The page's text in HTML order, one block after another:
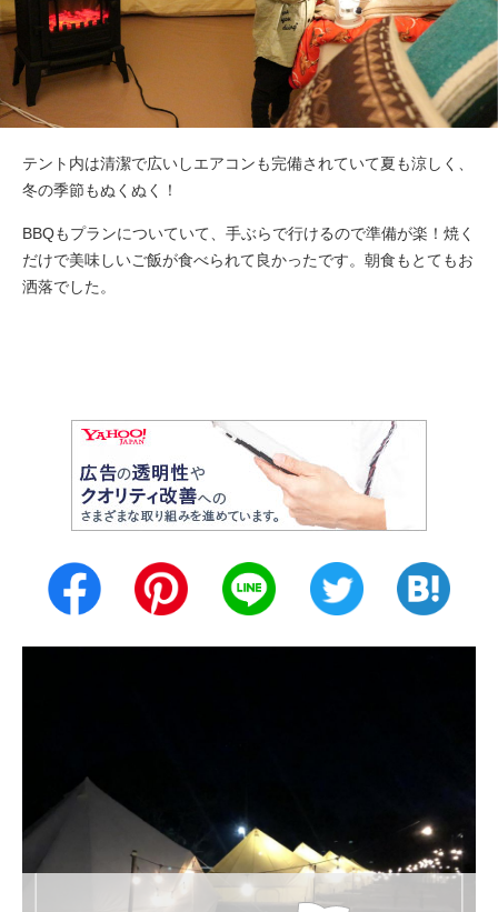
テント内は清潔で広いしエアコンも完備されていて夏も涼しく、
冬の季節もぬくぬく！
BBQもプランについていて、手ぶらで行けるので準備が楽！焼く
だけで美味しいご飯が食べられて良かったです。朝食もとてもお
洒落でした。